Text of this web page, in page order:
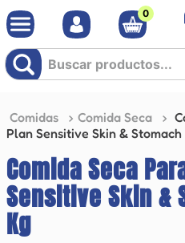
0
Buscar productos...
Comidas Comida Seca
Plan Sensitive Skin & Stomach
Comida Seca
Sensitive Skin &
Kg